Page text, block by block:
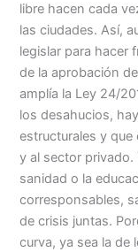
libre hacen cada
las ciudades. Así,
legislar para hacer
de la aprobación
amplía la Ley 24/
los desahucios,
estructurales y
y al sector privado.
sanidad o la
corresponsables,
de crisis juntas.
curva, ya sea la de